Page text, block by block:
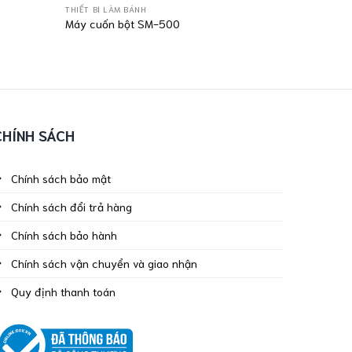
THIẾT BỊ LÀM BÁNH
Máy cuốn bột SM-500
SÁCH
Chính sách bảo mật
Chính sách đổi trả hàng
Chính sách bảo hành
Chính sách vận chuyển và giao nhận
Quy định thanh toán